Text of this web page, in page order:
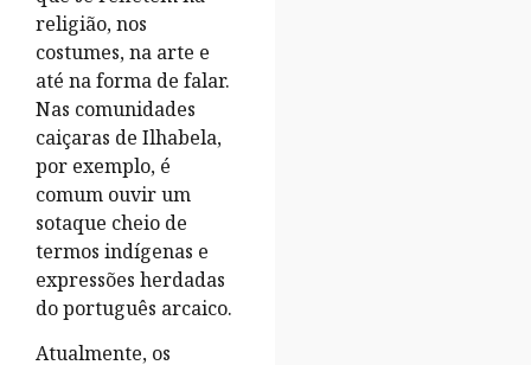
religião, nos
costumes, na arte e
até na forma de falar.
Nas comunidades
caiçaras de Ilhabela,
por exemplo, é
comum ouvir um
sotaque cheio de
termos indígenas e
expressões herdadas
do português arcaico.
Atualmente, os